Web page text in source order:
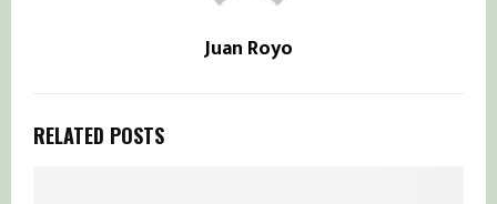
Juan Royo
RELATED POSTS